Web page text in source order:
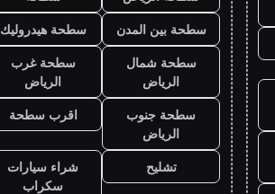
سطحة بين المدن
سطحة هيدروليك
سطحة شمال
الرياض
سطحة غرب
الرياض
سطحة جنوب
الرياض
اقرب سطحة
تشليح
شراء سيارات
سكراب